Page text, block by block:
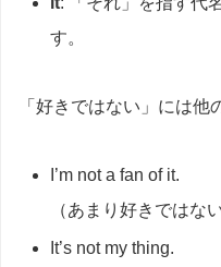
す。
「好きではない」には他
I’m not a fan of it.
（あまり好きではない
It’s not my thing.